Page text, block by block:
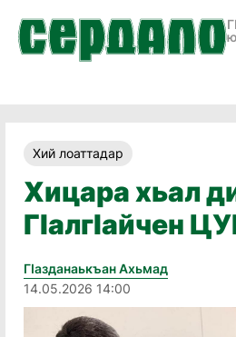
Хий лоаттадар
Хицара хьал
Гӏалгӏайчен
Гӏазданаькъан Ахьмад
14.05.2026 14:00